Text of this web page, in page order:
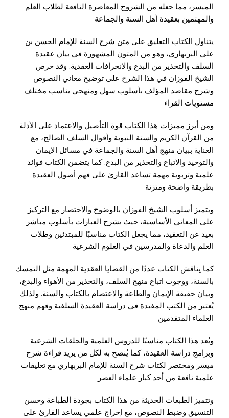
الميسر، مما جعله من الشروح المعاصرة النافعة لطلاب العلم
والمهتمين بعقيدة أهل السنة والجماعة
يتناول الكتاب التعليق على متن شرح السنة للإمام الحسن بن
علي البربهاري، وهو من المتون المشهورة في بيان عقيدة
السلف والتحذير من البدع والانحرافات العقدية. وقد حرص
الشيخ الفوزان في هذا الشرح على توضيح معاني النصوص
وشرح مقاصد المؤلف بأسلوب سهل ومنهجي يناسب مختلف
مستويات القراء
ومن أبرز مميزات هذا الكتاب قوة التأصيل والاعتماد على الأدلة
من القرآن الكريم والسنة النبوية وأقوال السلف الصالح، مع
العناية ببيان منهج أهل السنة والجماعة في مسائل الإيمان
والتوحيد والاتباع والتحذير من البدع. كما يتضمن الكتاب فوائد
علمية وتربوية مهمة تساعد القارئ على فهم أصول العقيدة
بطريقة واضحة ومتزنة
ويتميز أسلوب الشيخ الفوزان بالوضوح والاختصار مع التركيز
على المعاني الأساسية، حيث يشرح العبارات بأسلوب مباشر
بعيد عن التعقيد، مما يجعل الكتاب مناسبًا للمبتدئين وطلاب
العلم والدعاة والمدرسين في العلوم الشرعية
كما يناقش الكتاب عددًا من القضايا العقدية المهمة مثل التمسك
بالسنة، ووجوب اتباع منهج السلف، والتحذير من الأهواء والبدع،
وبيان حقيقة الإيمان والطاعة والاعتصام بالكتاب والسنة. ولذلك
يُعتبر من الكتب المفيدة في دراسة العقيدة السلفية وفهم منهج
العلماء المتقدمين
ويُعد هذا الكتاب مناسبًا للدروس العلمية والحلقات الشرعية
وبرامج دراسة العقيدة، كما يُنصح به لكل من يريد قراءة شرح
ميسر ومختصر لكتاب شرح السنة للإمام البربهاري مع تعليقات
علمية نافعة من أحد كبار علماء العصر
وتتميز الطبعات الحديثة من هذا الكتاب بجودة الطباعة وحسن
التنسيق وضبط النصوص، مع إخراج علمي يساعد القارئ على